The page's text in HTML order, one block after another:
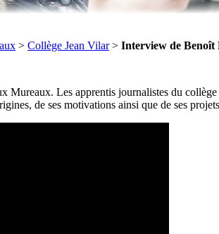
> Collège Jean Vilar> Interview de Benoît
Mureaux. Les apprentis journalistes du
de ses motivations ainsi que de ses